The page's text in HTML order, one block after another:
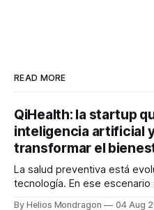
READ MORE
QiHealth: la startup
inteligencia artificial
transformar el
La salud preventiva está
tecnología. En ese
By Helios Mondragon 04 Aug